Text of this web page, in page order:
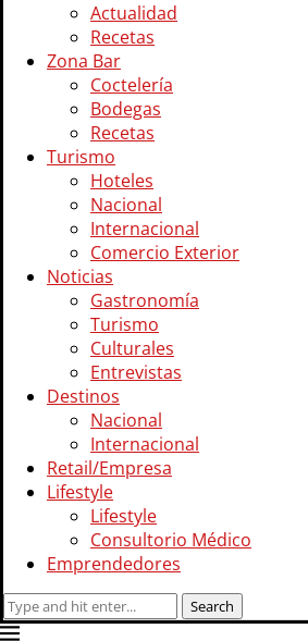
Actualidad
Recetas
Zona Bar
Coctelería
Bodegas
Recetas
Turismo
Hoteles
Nacional
Internacional
Comercio Exterior
Noticias
Gastronomía
Turismo
Culturales
Entrevistas
Destinos
Nacional
Internacional
Retail/Empresa
Lifestyle
Lifestyle
Consultorio Médico
Emprendedores